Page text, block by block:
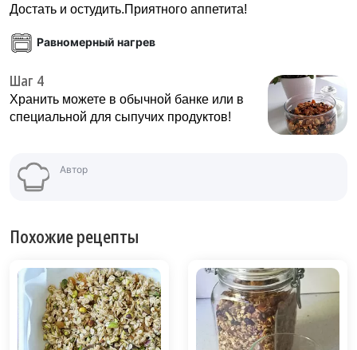
Достать и остудить.Приятного аппетита!
Равномерный нагрев
Шаг 4
Хранить можете в обычной банке или в
специальной для сыпучих продуктов!
Автор
Похожие рецепты